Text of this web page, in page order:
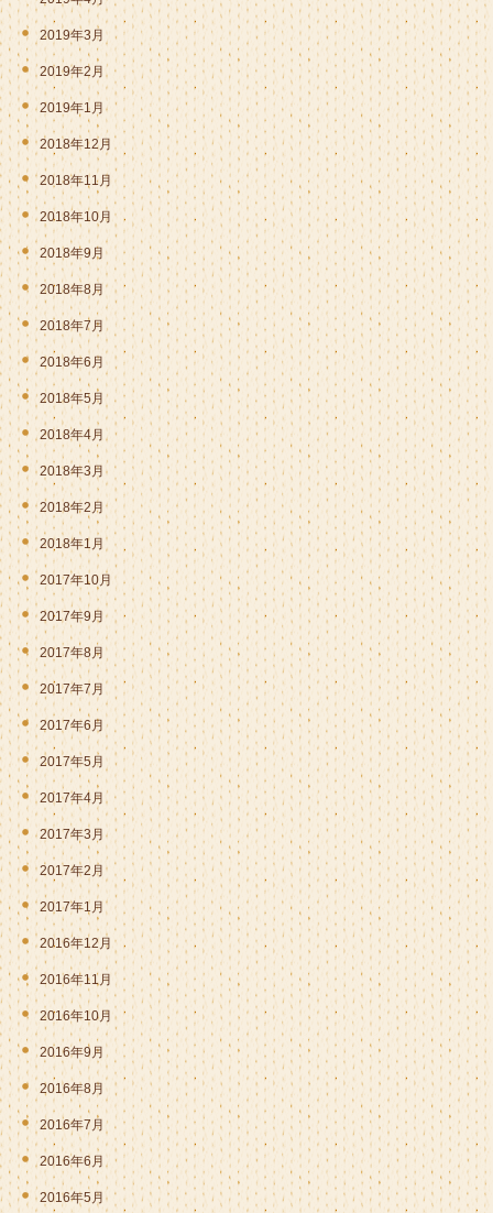
2019年3月
2019年2月
2019年1月
2018年12月
2018年11月
2018年10月
2018年9月
2018年8月
2018年7月
2018年6月
2018年5月
2018年4月
2018年3月
2018年2月
2018年1月
2017年10月
2017年9月
2017年8月
2017年7月
2017年6月
2017年5月
2017年4月
2017年3月
2017年2月
2017年1月
2016年12月
2016年11月
2016年10月
2016年9月
2016年8月
2016年7月
2016年6月
2016年5月